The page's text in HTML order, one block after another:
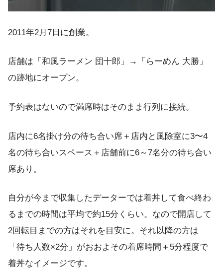
2011年2月7日に創業。
店舗は「和風ラーメン 団十郎」→「らーめん 大勝」
の跡地にオープン。
予約表はないので満席時はそのまま行列に接続。
店内に6名掛け分の待ち合い席＋店内と風除室に3〜4
名の待ち合いスペース＋店舗前に6～7名分の待ち合い
席あり。
自分が今まで収集したデーターでは着丼して食べ終わ
るまでの時間は平均で約15分くらい。なので開店して
2回転目までの方はそれを目安に。それ以降の方は
「待ち人数×2分」がおおよその着席時間＋5分程度で
着丼なイメージです。